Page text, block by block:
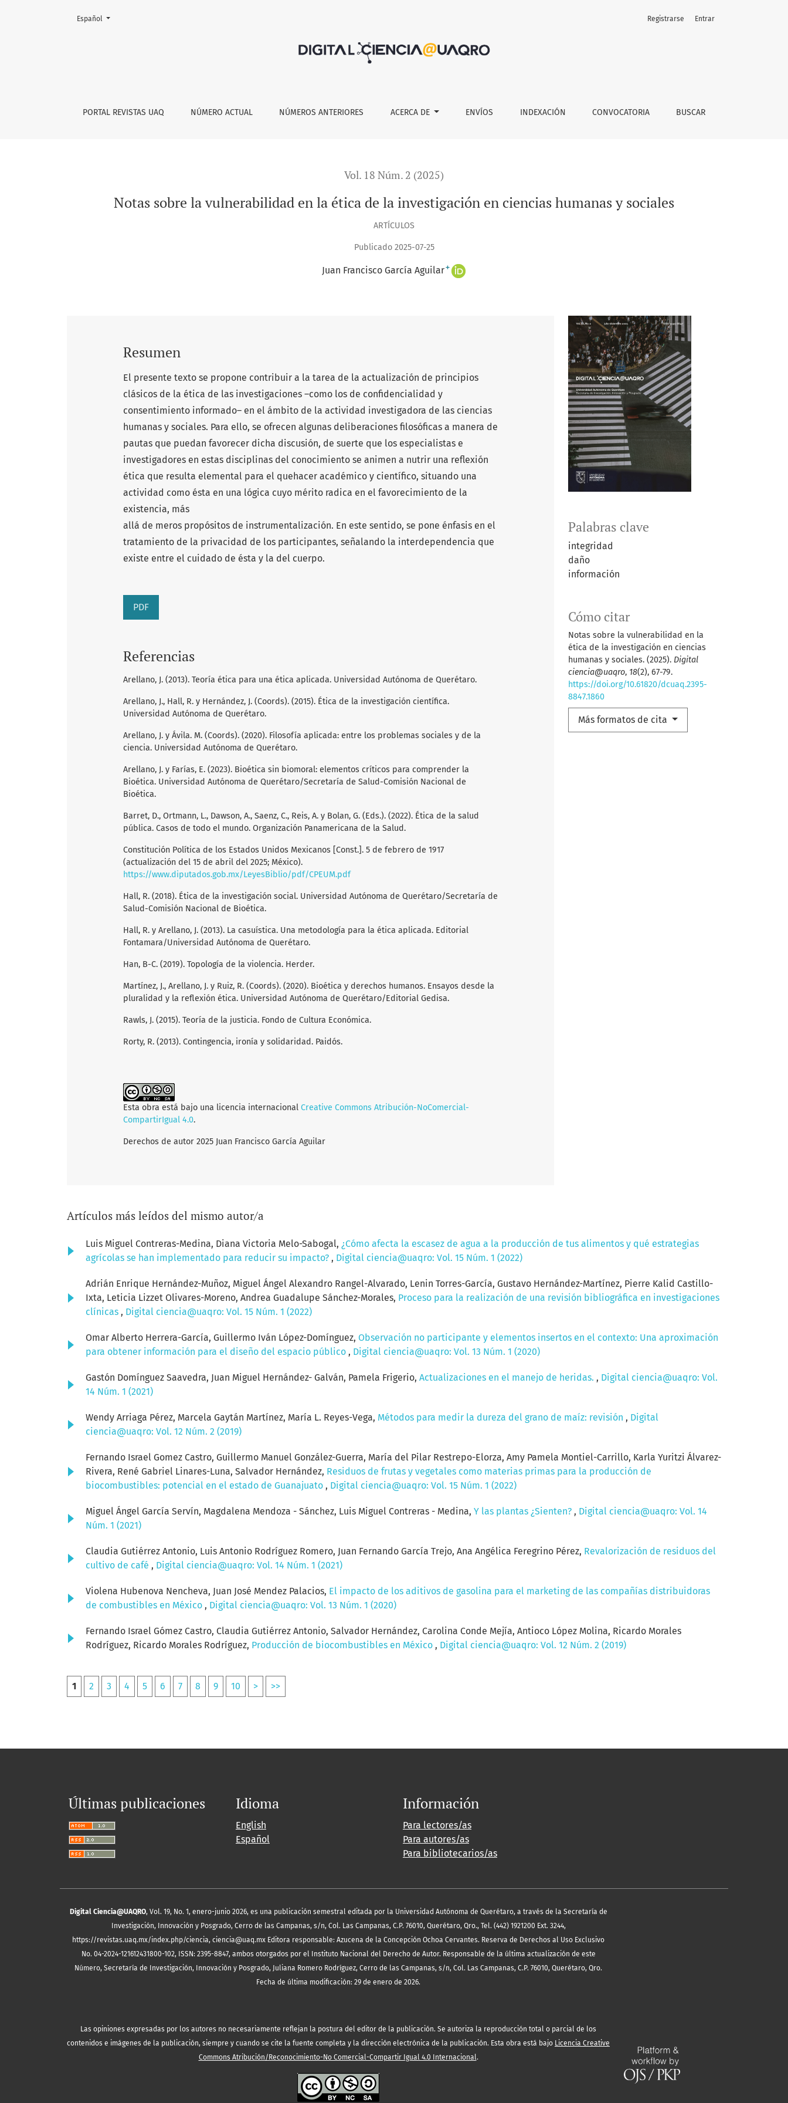
Notas sobre la vulnerabilidad en la ética de la investigación en ciencias humanas y sociales
PORTAL REVISTAS UAQ NÚMERO ACTUAL NÚMEROS ANTERIORES ACERCA DE ENVÍOS INDEXACIÓN CONVOCATORIA BUSCAR
Registrarse Entrar
Cambiar el idioma. El actual es:
Español
Vol. 18 Núm. 2 (2025)
Notas sobre la vulnerabilidad en la ética de la investigación en ciencias humanas y sociales
ARTÍCULOS
Publicado 2025-07-25
Juan Francisco García Aguilar+
Palabras clave
integridad
daño
información
Cómo citar
Notas sobre la vulnerabilidad en la
ética de la investigación en ciencias
humanas y sociales. (2025). Digital
ciencia@uaqro, 18(2), 67-79.
https://doi.org/10.61820/dcuaq.2395-
8847.1860
Más formatos de cita
Resumen
El presente texto se propone contribuir a la tarea de la actualización de principios
clásicos de la ética de las investigaciones –como los de confidencialidad y
consentimiento informado– en el ámbito de la actividad investigadora de las ciencias
humanas y sociales. Para ello, se ofrecen algunas deliberaciones filosóficas a manera de
pautas que puedan favorecer dicha discusión, de suerte que los especialistas e
investigadores en estas disciplinas del conocimiento se animen a nutrir una reflexión
ética que resulta elemental para el quehacer académico y científico, situando una
actividad como ésta en una lógica cuyo mérito radica en el favorecimiento de la
existencia, más
allá de meros propósitos de instrumentalización. En este sentido, se pone énfasis en el
tratamiento de la privacidad de los participantes, señalando la interdependencia que
existe entre el cuidado de ésta y la del cuerpo.
PDF
Referencias
Arellano, J. (2013). Teoría ética para una ética aplicada. Universidad Autónoma de Querétaro.
Arellano, J., Hall, R. y Hernández, J. (Coords). (2015). Ética de la investigación científica.
Universidad Autónoma de Querétaro.
Arellano, J. y Ávila. M. (Coords). (2020). Filosofía aplicada: entre los problemas sociales y de la
ciencia. Universidad Autónoma de Querétaro.
Arellano, J. y Farías, E. (2023). Bioética sin biomoral: elementos críticos para comprender la
Bioética. Universidad Autónoma de Querétaro/Secretaría de Salud-Comisión Nacional de
Bioética.
Barret, D., Ortmann, L., Dawson, A., Saenz, C., Reis, A. y Bolan, G. (Eds.). (2022). Ética de la salud
pública. Casos de todo el mundo. Organización Panamericana de la Salud.
Constitución Política de los Estados Unidos Mexicanos [Const.]. 5 de febrero de 1917
(actualización del 15 de abril del 2025; México).
https://www.diputados.gob.mx/LeyesBiblio/pdf/CPEUM.pdf
Hall, R. (2018). Ética de la investigación social. Universidad Autónoma de Querétaro/Secretaría de
Salud-Comisión Nacional de Bioética.
Hall, R. y Arellano, J. (2013). La casuística. Una metodología para la ética aplicada. Editorial
Fontamara/Universidad Autónoma de Querétaro.
Han, B-C. (2019). Topología de la violencia. Herder.
Martínez, J., Arellano, J. y Ruiz, R. (Coords). (2020). Bioética y derechos humanos. Ensayos desde la
pluralidad y la reflexión ética. Universidad Autónoma de Querétaro/Editorial Gedisa.
Rawls, J. (2015). Teoría de la justicia. Fondo de Cultura Económica.
Rorty, R. (2013). Contingencia, ironía y solidaridad. Paidós.
Esta obra está bajo una licencia internacional Creative Commons Atribución-NoComercial-
CompartirIgual 4.0.
Derechos de autor 2025 Juan Francisco García Aguilar
Artículos más leídos del mismo autor/a
Luis Miguel Contreras-Medina, Diana Victoria Melo-Sabogal, ¿Cómo afecta la escasez de agua a la producción de tus alimentos y qué estrategias
agrícolas se han implementado para reducir su impacto? , Digital ciencia@uaqro: Vol. 15 Núm. 1 (2022)
Adrián Enrique Hernández-Muñoz, Miguel Ángel Alexandro Rangel-Alvarado, Lenin Torres-García, Gustavo Hernández-Martínez, Pierre Kalid Castillo-
Ixta, Leticia Lizzet Olivares-Moreno, Andrea Guadalupe Sánchez-Morales, Proceso para la realización de una revisión bibliográfica en investigaciones
clínicas , Digital ciencia@uaqro: Vol. 15 Núm. 1 (2022)
Omar Alberto Herrera-García, Guillermo Iván López-Domínguez, Observación no participante y elementos insertos en el contexto: Una aproximación
para obtener información para el diseño del espacio público , Digital ciencia@uaqro: Vol. 13 Núm. 1 (2020)
Gastón Domínguez Saavedra, Juan Miguel Hernández- Galván, Pamela Frigerio, Actualizaciones en el manejo de heridas. , Digital ciencia@uaqro: Vol.
14 Núm. 1 (2021)
Wendy Arriaga Pérez, Marcela Gaytán Martínez, María L. Reyes-Vega, Métodos para medir la dureza del grano de maíz: revisión , Digital
ciencia@uaqro: Vol. 12 Núm. 2 (2019)
Fernando Israel Gomez Castro, Guillermo Manuel González-Guerra, María del Pilar Restrepo-Elorza, Amy Pamela Montiel-Carrillo, Karla Yuritzi Álvarez-
Rivera, René Gabriel Linares-Luna, Salvador Hernández, Residuos de frutas y vegetales como materias primas para la producción de
biocombustibles: potencial en el estado de Guanajuato , Digital ciencia@uaqro: Vol. 15 Núm. 1 (2022)
Miguel Ángel García Servín, Magdalena Mendoza - Sánchez, Luis Miguel Contreras - Medina, Y las plantas ¿Sienten? , Digital ciencia@uaqro: Vol. 14
Núm. 1 (2021)
Claudia Gutiérrez Antonio, Luis Antonio Rodríguez Romero, Juan Fernando García Trejo, Ana Angélica Feregrino Pérez, Revalorización de residuos del
cultivo de café , Digital ciencia@uaqro: Vol. 14 Núm. 1 (2021)
Violena Hubenova Nencheva, Juan José Mendez Palacios, El impacto de los aditivos de gasolina para el marketing de las compañías distribuidoras
de combustibles en México , Digital ciencia@uaqro: Vol. 13 Núm. 1 (2020)
Fernando Israel Gómez Castro, Claudia Gutiérrez Antonio, Salvador Hernández, Carolina Conde Mejía, Antioco López Molina, Ricardo Morales
Rodríguez, Ricardo Morales Rodríguez, Producción de biocombustibles en México , Digital ciencia@uaqro: Vol. 12 Núm. 2 (2019)
1 2 3 4 5 6 7 8 9 10 > >>
Últimas publicaciones Idioma
English
Español
Información
Para lectores/as
Para autores/as
Para bibliotecarios/as
Digital Ciencia@UAQRO, Vol. 19, No. 1, enero-junio 2026, es una publicación semestral editada por la Universidad Autónoma de Querétaro, a través de la Secretaría de
Investigación, Innovación y Posgrado, Cerro de las Campanas, s/n, Col. Las Campanas, C.P. 76010, Querétaro, Qro., Tel. (442) 1921200 Ext. 3244,
https://revistas.uaq.mx/index.php/ciencia, ciencia@uaq.mx Editora responsable: Azucena de la Concepción Ochoa Cervantes. Reserva de Derechos al Uso Exclusivo
No. 04-2024-121612431800-102, ISSN: 2395-8847, ambos otorgados por el Instituto Nacional del Derecho de Autor. Responsable de la última actualización de este
Número, Secretaría de Investigación, Innovación y Posgrado, Juliana Romero Rodríguez, Cerro de las Campanas, s/n, Col. Las Campanas, C.P. 76010, Querétaro, Qro.
Fecha de última modificación: 29 de enero de 2026.
Las opiniones expresadas por los autores no necesariamente reflejan la postura del editor de la publicación. Se autoriza la reproducción total o parcial de los
contenidos e imágenes de la publicación, siempre y cuando se cite la fuente completa y la dirección electrónica de la publicación. Esta obra está bajo Licencia Creative
Commons Atribución/Reconocimiento-No Comercial-Compartir Igual 4.0 Internacional.